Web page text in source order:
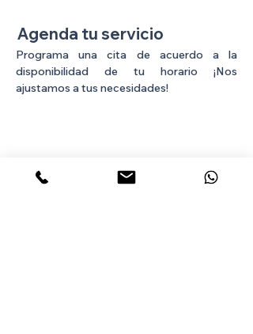
Agenda tu servicio
Programa una cita de acuerdo a la
disponibilidad de tu horario ¡Nos
ajustamos a tus necesidades!